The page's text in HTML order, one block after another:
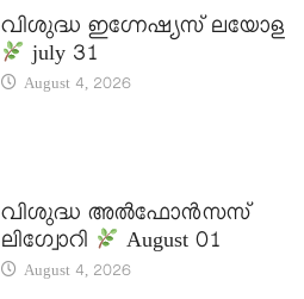
വിശുദ്ധ ഇഗ്നേഷ്യസ് ലയോള
july 31
August 4, 2026
വിശുദ്ധ അൽഫോൻസസ്
ലിഗ്വോറി
August 01
August 4, 2026